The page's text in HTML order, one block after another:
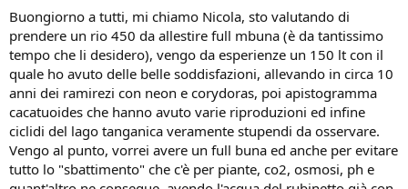
i
s
c
u
s
i
o
n
e
z
i
o
Buongiorno a tutti, mi chiamo Nicola, sto valutando di
prendere un rio 450 da allestire full mbuna (è da tantissimo
tempo che li desidero), vengo da esperienze un 150 lt con il
quale ho avuto delle belle soddisfazioni, allevando in circa 10
anni dei ramirezi con neon e corydoras, poi apistogramma
cacatuoides che hanno avuto varie riproduzioni ed infine
ciclidi del lago tanganica veramente stupendi da osservare.
Vengo al punto, vorrei avere un full buna ed anche per evitare
tutto lo "sbattimento" che c'è per piante, co2, osmosi, ph e